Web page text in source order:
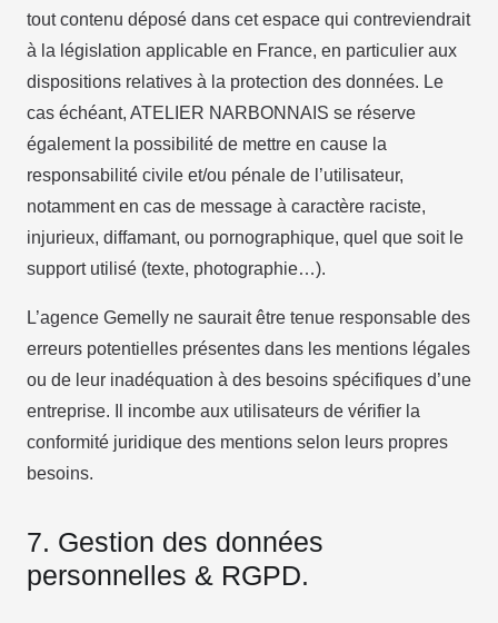
tout contenu déposé dans cet espace qui contreviendrait
à la législation applicable en France, en particulier aux
dispositions relatives à la protection des données. Le
cas échéant, ATELIER NARBONNAIS se réserve
également la possibilité de mettre en cause la
responsabilité civile et/ou pénale de l’utilisateur,
notamment en cas de message à caractère raciste,
injurieux, diffamant, ou pornographique, quel que soit le
support utilisé (texte, photographie…).
L’agence Gemelly ne saurait être tenue responsable des
erreurs potentielles présentes dans les mentions légales
ou de leur inadéquation à des besoins spécifiques d’une
entreprise. Il incombe aux utilisateurs de vérifier la
conformité juridique des mentions selon leurs propres
besoins.
7. Gestion des données
personnelles & RGPD.